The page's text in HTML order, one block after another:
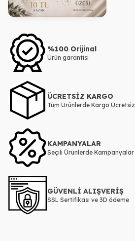
%100 Orijinal
Ürün garantisi
ÜCRETSİZ KARGO
Tüm Ürünlerde Kargo Ücretsiz
KAMPANYALAR
Seçili Ürünlerde Kampanyalar
GÜVENLİ ALIŞVERİŞ
SSL Sertifikası ve 3D ödeme